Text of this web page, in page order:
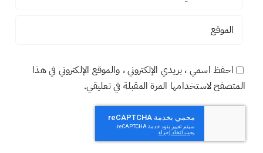
احفظ اسمي ، بريدي الإلكتروني ، والموقع الإلكتروني في هذا
المتصفح لاستخدامها المرة المقبلة في تعليقي.